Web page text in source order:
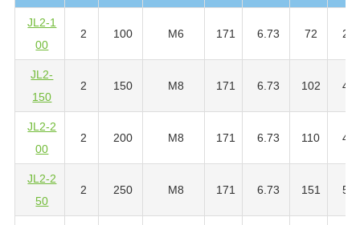
JL2-1
00
2 100 M6 171 6.73 72
JL2-
150
2 150 M8 171 6.73 102
JL2-2
00
2 200 M8 171 6.73 110
JL2-2
50
2 250 M8 171 6.73 151